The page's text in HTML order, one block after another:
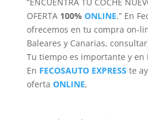
OFERTA 100% ONLINE.” En
ofrecemos en tu compra on-
Baleares y Canarias,
Tu tiempo es importante y en
En FECOSAUTO EXPRESS te
oferta ONLINE,